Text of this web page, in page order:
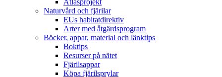
Naturvård och fjärilar
EUs habitatdirektiv
Arter med åtgärdsprogram
Böcker, appar, material och länktips
Boktips
Resurser på nätet
Fjärilsappar
Köpa fjärilsprylar